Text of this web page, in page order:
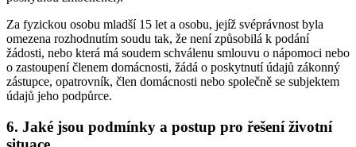
Za fyzickou osobu mladší 15 let a osobu, jejíž svéprávnost byla
omezena rozhodnutím soudu tak, že není způsobilá k podání
žádosti, nebo která má soudem schválenu smlouvu o nápomoci nebo
o zastoupení členem domácnosti, žádá o poskytnutí údajů zákonný
zástupce, opatrovník, člen domácnosti nebo společně se subjektem
údajů jeho podpůrce.
6. Jaké jsou podmínky a postup pro řešení životní